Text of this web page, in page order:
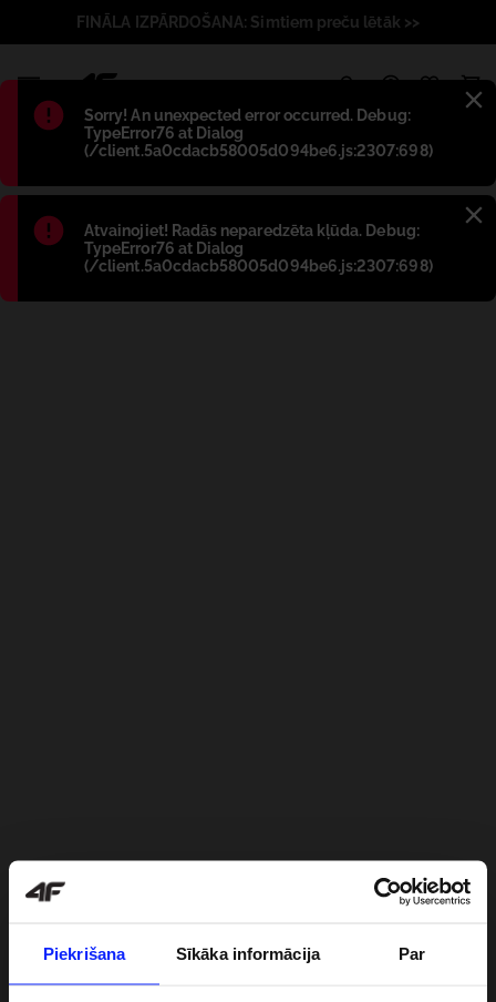
Piekrišana Sīkāka informācija Par
Błąd:
Sorry! An unexpected error occurred. Debug:
TypeError76 at Dialog
(/client.5a0cdacb58005d094be6.js:2307:698)
Błąd:
Atvainojiet! Radās neparedzēta kļūda. Debug:
TypeError76 at Dialog
(/client.5a0cdacb58005d094be6.js:2307:698)
FINĀLA IZPĀRDOŠANA: Simtiem preču lētāk >>